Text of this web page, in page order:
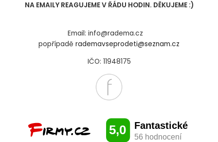
NA EMAILY REAGUJEME V ŘÁDU HODIN. DĚKUJEME :)
Email: info@radema.cz
popřípadě rademavseprodeti@seznam.cz
IČO: 11948175